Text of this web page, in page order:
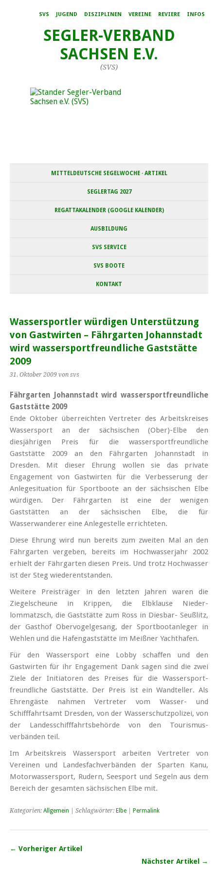
SVS JUGEND DISZIPLINEN VEREINE REVIERE INFOS
SEGLER-VERBAND
SACHSEN E.V.
(SVS)
MITTELDEUTSCHE SEGELWOCHE · ARTIKEL
SEGLERTAG 2027
REGATTAKALENDER (GOOGLE KALENDER)
AUSBILDUNG
SVS SERVICE
SVS BOOTE
KONTAKT
Wassersportler würdigen Unterstützung
von Gastwirten – Fährgarten Johannstadt
wird wassersportfreundliche Gaststätte
2009
31. Oktober 2009 von svs
Fährgarten Johannstadt wird wassersportfreundliche
Gaststätte 2009
Ende Oktober überreichten Vertreter des Arbeitskreises
Wassersport an der sächsischen (Ober)-Elbe den
diesjährigen Preis für die wasser­sport­freundliche
Gaststätte 2009 an den Fährgarten Johannstadt in
Dresden. Mit dieser Ehrung wollen sie das private
Engagement von Gastwirten für die Verbesserung der
Anlege­situation für Sportboote an der sächsischen Elbe
würdigen. Der Fährgarten ist eine der wenigen
Gaststätten an der sächsischen Elbe, die für
Wasserwanderer eine Anlege­stelle errichteten.
Diese Ehrung wird nun bereits zum zweiten Mal an den
Fährgarten vergeben, bereits im Hochwasserjahr 2002
erhielt der Fährgarten diesen Preis. Und trotz Hochwasser
ist der Steg wiederentstanden.
Weitere Preisträger in den letzten Jahren waren die
Ziegelscheune in Krippen, die Elbklause Nieder­
lommatzsch, die Gaststätte zum Ross in Diesbar- Seußlitz,
der Gasthof Obervogelgesang, der Sportbootanleger in
Wehlen und die Hafengaststätte im Meißner Yachthafen.
Für den Wassersport eine Lobby schaffen und den
Gastwirten für ihr Engagement Dank sagen sind die zwei
Ziele der Initiatoren des Preises für die Wasser­sport­
freundliche Gaststätte. Der Preis ist ein Wandteller. Als
Ehrengäste nahmen Vertreter vom Wasser- und
Schifffahrtsamt Dresden, von der Wasser­schutzpolizei, von
der Landes­schiff­fahrts­behörde von den Tourismus­
verbänden teil.
Im Arbeitskreis Wassersport arbeiten Vertreter von
Vereinen und Landes­fach­verbänden der Sparten Kanu,
Motorwassersport, Rudern, Seesport und Segeln aus dem
Bereich der gesamten sächsischen Elbe mit.
Kategorien: Allgemein | Schlagwörter: Elbe Permalink
← Vorheriger Artikel
Nächster Artikel →